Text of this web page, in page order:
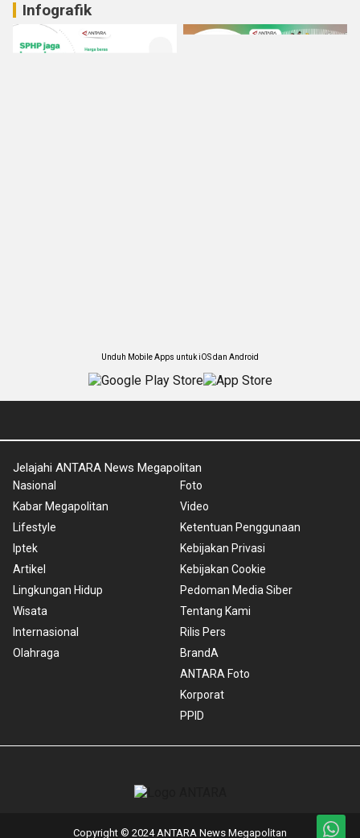
Infografik
Unduh Mobile Apps untuk iOS dan Android
Jelajahi ANTARA News Megapolitan
Nasional
Kabar Megapolitan
Lifestyle
Iptek
Artikel
Lingkungan Hidup
Wisata
Internasional
Olahraga
Foto
Video
Ketentuan Penggunaan
Kebijakan Privasi
Kebijakan Cookie
Pedoman Media Siber
Tentang Kami
Rilis Pers
BrandA
ANTARA Foto
Korporat
PPID
Copyright © 2024 ANTARA News Megapolitan